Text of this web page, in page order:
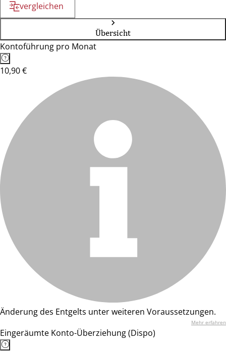
vergleichen
Übersicht
Kontoführung pro Monat
10,90 €
Änderung des Entgelts unter weiteren Voraussetzungen.
Mehr erfahren
Eingeräumte Konto-Überziehung (Dispo)